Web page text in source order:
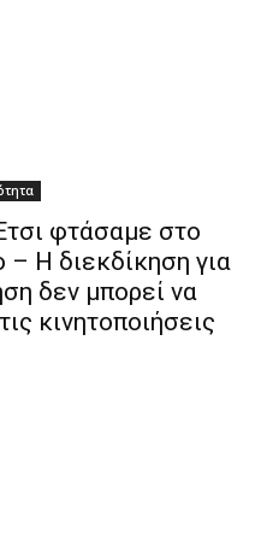
φτάσαμε στο
– Η διεκδίκηση για
δεν μπορεί να
κινητοποιήσεις